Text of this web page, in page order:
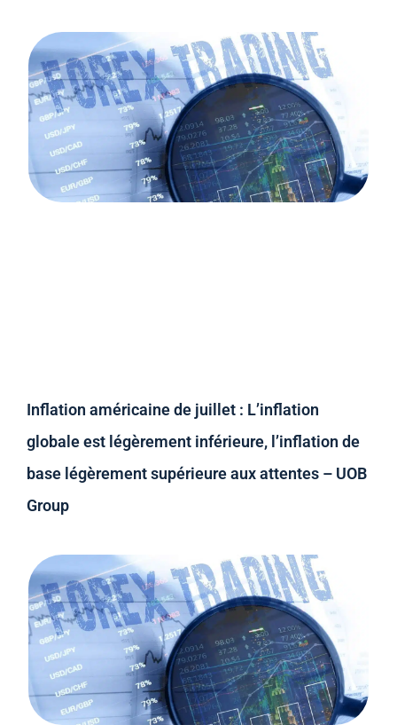
Inflation américaine de juillet : L’inflation
globale est légèrement inférieure, l’inflation de
base légèrement supérieure aux attentes – UOB
Group